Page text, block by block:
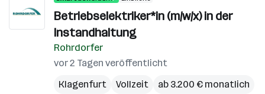
Betriebselektriker*in (m/w/x) in der
Instandhaltung
Rohrdorfer
vor 2 Tagen veröffentlicht
Klagenfurt
Vollzeit ab 3.200 € monatlich